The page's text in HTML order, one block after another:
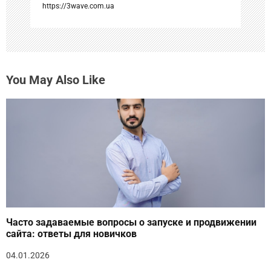
я
м
https://3wave.com.ua
You May Also Like
Часто задаваемые вопросы о запуске и продвижении
сайта: ответы для новичков
04.01.2026